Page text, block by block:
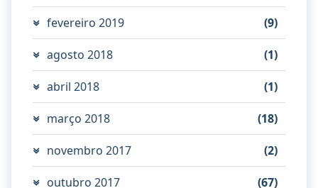
fevereiro 2019 (9)
agosto 2018 (1)
abril 2018 (1)
março 2018 (18)
novembro 2017 (2)
outubro 2017 (67)